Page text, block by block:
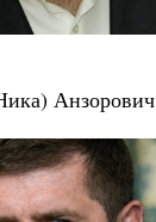
Анзорович